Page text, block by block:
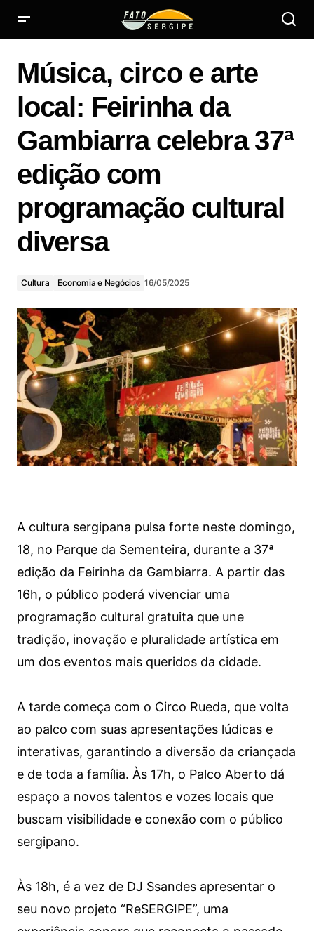
Música, circo e arte
local: Feirinha da
Gambiarra celebra 37ª
edição com
programação cultural
diversa
Cultura Economia e Negócios 16/05/2025
A cultura sergipana pulsa forte neste domingo,
18, no Parque da Sementeira, durante a 37ª
edição da Feirinha da Gambiarra. A partir das
16h, o público poderá vivenciar uma
programação cultural gratuita que une
tradição, inovação e pluralidade artística em
um dos eventos mais queridos da cidade.
A tarde começa com o Circo Rueda, que volta
ao palco com suas apresentações lúdicas e
interativas, garantindo a diversão da criançada
e de toda a família. Às 17h, o Palco Aberto dá
espaço a novos talentos e vozes locais que
buscam visibilidade e conexão com o público
sergipano.
Às 18h, é a vez de DJ Ssandes apresentar o
seu novo projeto “ReSERGIPE”, uma